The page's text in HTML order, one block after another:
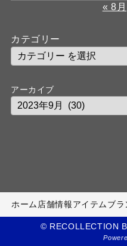
« 8月
カテゴリー
アーカイブ
ホーム 店舗情報アイテムブラ
© RECOLLECTION